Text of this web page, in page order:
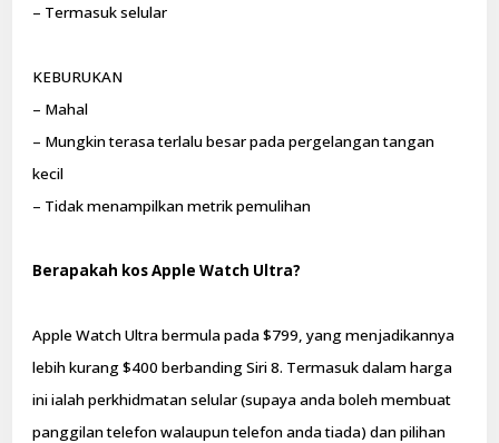
– Termasuk selular
KEBURUKAN
– Mahal
– Mungkin terasa terlalu besar pada pergelangan tangan
kecil
– Tidak menampilkan metrik pemulihan
Berapakah kos Apple Watch Ultra?
Apple Watch Ultra bermula pada $799, yang menjadikannya
lebih kurang $400 berbanding Siri 8. Termasuk dalam harga
ini ialah perkhidmatan selular (supaya anda boleh membuat
panggilan telefon walaupun telefon anda tiada) dan pilihan